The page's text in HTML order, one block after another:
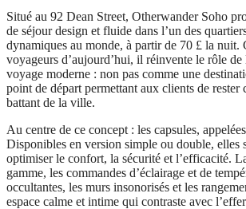
Situé au 92 Dean Street, Otherwander Soho
de séjour design et fluide dans l’un des
dynamiques au monde, à partir de 70 £ la nuit.
voyageurs d’aujourd’hui, il réinvente le rôle de
voyage moderne : non pas comme une
point de départ permettant aux clients de rester
battant de la ville.
Au centre de ce concept : les capsules,
Disponibles en version simple ou double, elles
optimiser le confort, la sécurité et l’efficacité.
gamme, les commandes d’éclairage et de
occultantes, les murs insonorisés et les
espace calme et intime qui contraste avec